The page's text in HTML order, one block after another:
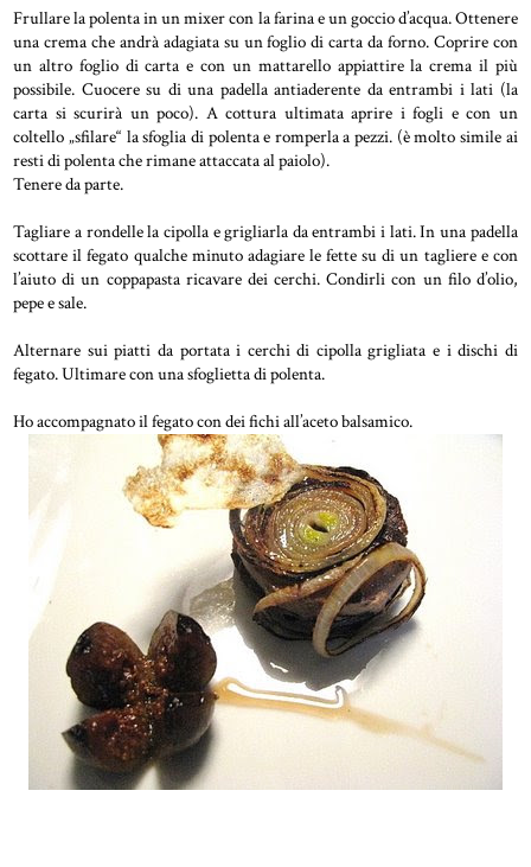
Frullare la polenta in un mixer con la farina e un goccio d’acqua. Ottenere
una crema che andrà adagiata su un foglio di carta da forno. Coprire con
un altro foglio di carta e con un mattarello appiattire la crema il più
possibile. Cuocere su di una padella antiaderente da entrambi i lati (la
carta si scurirà un poco). A cottura ultimata aprire i fogli e con un
coltello „sfilare“ la sfoglia di polenta e romperla a pezzi. (è molto simile ai
resti di polenta che rimane attaccata al paiolo).
Tenere da parte.
Tagliare a rondelle la cipolla e grigliarla da entrambi i lati. In una padella
scottare il fegato qualche minuto adagiare le fette su di un tagliere e con
l’aiuto di un coppapasta ricavare dei cerchi. Condirli con un filo d’olio,
pepe e sale.
Alternare sui piatti da portata i cerchi di cipolla grigliata e i dischi di
fegato. Ultimare con una sfoglietta di polenta.
Ho accompagnato il fegato con dei fichi all’aceto balsamico.